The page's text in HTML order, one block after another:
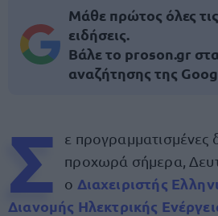
Μάθε πρώτος όλες
ειδήσεις.
Βάλε το proson.gr
αναζήτησης της
Σ
ε προγραμματισμένες
προχωρά σήμερα,
ο Διαχειριστής
Διανομής Ηλεκτρικής